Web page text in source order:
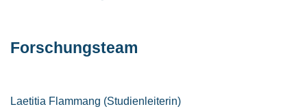
Forschungsteam
Laetitia Flammang (Studienleiterin)